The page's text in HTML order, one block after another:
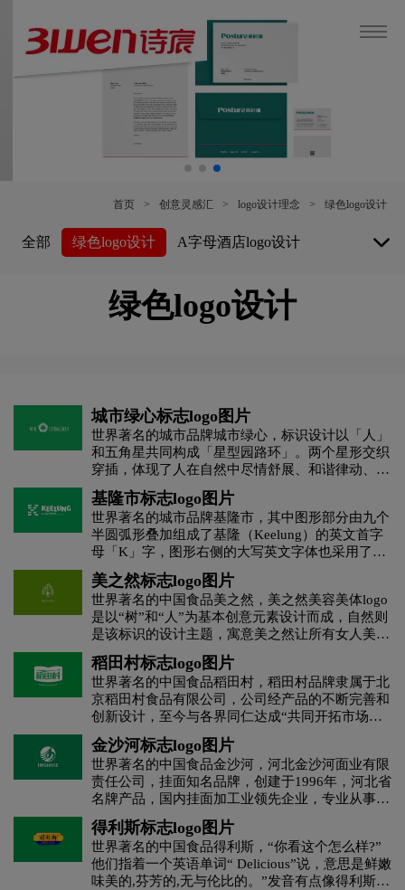
首页 > 创意灵感汇 > logo设计理念 > 绿色logo设计
全部 绿色logo设计 A字母酒店logo设计
博物馆logo设计
茶饮料logo设计 茶logo设计
C字母酒店logo设计 橙色logo设计
杜松子酒logo设计 地产logo设计 电logo设计
地铁logo设计 大学logo设计
D字母酒店logo设计 E字母酒店logo设计
服装logo设计 服装标志logo设计
护肤品logo设计 粉红色logo设计 果汁logo设计
G字母汉字酒店logo设计 国logo设计
航空logo设计 化妆品logo设计
H字母汉字酒店logo设计 H字母酒店logo设计
绿色logo设计
城市绿心标志logo图片
世界著名的城市品牌城市绿心，标识设计以「人」
和五角星共同构成「星型园路环」。两个星形交织
穿插，体现了人在自然中尽情舒展、和谐律动、活
力洋溢。其中五角星代表了「城市绿心」的五大发
展理念：创新、协调、绿色、开放和共享。同时，
在中国传统文化中，数字「五」也寓意动态的平
衡，传递着生生不息、永续发展的美好寓意。 标
识的配色采用蓝绿两种颜色，天空蓝与自然绿互相
交织，展现水城共融的生态格局，体现了人与自然
的诗意共鸣。
基隆市标志logo图片
世界著名的城市品牌基隆市，其中图形部分由九个
半圆弧形叠加组成了基隆（Keelung）的英文首字
母「K」字，图形右侧的大写英文字体也采用了相
关的视觉语言，每个字母中都有圆弧的处理效果。
据介绍，「K」图标由五种颜色组成，其中绿色代
表山城、黄色象征活力、黑色代表盛产煤矿、红色
代表热情、蓝色代表了基隆港以及与海洋的联系。
绿黄红三色的文字字标下方标有一行蓝色的「A
city full of ___ 」的小字，其中最后面留下了一道
弧线，这条造型独特的横线类似于填空题中书写答
案的区域一样，是留给大家填上各自对这座城市的
想像的词语。
美之然标志logo图片
世界著名的中国食品美之然，美之然美容美体logo
是以“树”和“人”为基本创意元素设计而成，自然则
是该标识的设计主题，寓意美之然让所有女人美出
自然，舞出奇迹。树叶的飘动寓意着美之然赋予所
有女人，有生命力的滋养，诠释了我们行业的特
点。美之然美容美体logo采用绿、黄、褐三色，绿
色寓意健康、自然、生命、滋润，黄色寓意收获、
温暖，褐色代表典雅、沉稳、高贵中带有古典气
质，三色又是其行业领域的象征性颜色，极强的行
业色彩让标识更具特色性。标准字设计简洁大气，
具有极强的个性特点，视觉上凸显行业属性，醒目
易识别。
稻田村标志logo图片
世界著名的中国食品稻田村，稻田村品牌隶属于北
京稻田村食品有限公司，公司经产品的不断完善和
创新设计，至今与各界同仁达成“共同开拓市场，
互惠互利，共创美好明天”为目标， 在激烈的市场
竞争中赢得了客户的信任，树立了良好的企业形
象。
金沙河标志logo图片
世界著名的中国食品金沙河，河北金沙河面业有限
责任公司，挂面知名品牌，创建于1996年，河北省
名牌产品，国内挂面加工业领先企业，专业从事面
粉和挂面生产的大型农产品加工企业。
得利斯标志logo图片
世界著名的中国食品得利斯，“你看这个怎么样?”
他们指着一个英语单词“ Delicious”说，意思是鲜嫩
味美的,芬芳的,无与伦比的。”发音有点像得利斯。